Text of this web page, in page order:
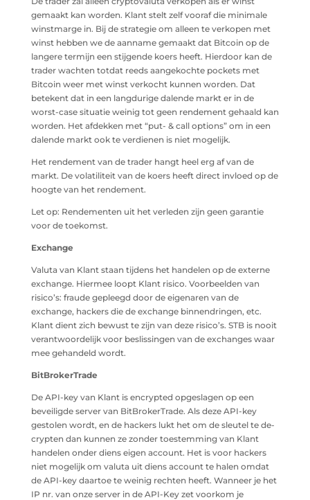
gemaakt kan worden. Klant stelt zelf vooraf die minimale
winstmarge in. Bij de strategie om alleen te verkopen met
winst hebben we de aanname gemaakt dat Bitcoin op de
langere termijn een stijgende koers heeft. Hierdoor kan de
trader wachten totdat reeds aangekochte pockets met
Bitcoin weer met winst verkocht kunnen worden. Dat
betekent dat in een langdurige dalende markt er in de
worst-case situatie weinig tot geen rendement gehaald kan
worden. Het afdekken met “put- & call options” om in een
dalende markt ook te verdienen is niet mogelijk.
Het rendement van de trader hangt heel erg af van de
markt. De volatiliteit van de koers heeft direct invloed op de
hoogte van het rendement.
Let op: Rendementen uit het verleden zijn geen garantie
voor de toekomst.
Exchange
Valuta van Klant staan tijdens het handelen op de externe
exchange. Hiermee loopt Klant risico. Voorbeelden van
risico’s: fraude gepleegd door de eigenaren van de
exchange, hackers die de exchange binnendringen, etc.
Klant dient zich bewust te zijn van deze risico’s. STB is nooit
verantwoordelijk voor beslissingen van de exchanges waar
mee gehandeld wordt.
BitBrokerTrade
De API-key van Klant is encrypted opgeslagen op een
beveiligde server van BitBrokerTrade. Als deze API-key
gestolen wordt, en de hackers lukt het om de sleutel te de-
crypten dan kunnen ze zonder toestemming van Klant
handelen onder diens eigen account. Het is voor hackers
niet mogelijk om valuta uit diens account te halen omdat
de API-key daartoe te weinig rechten heeft. Wanneer je het
IP nr. van onze server in de API-Key zet voorkom je